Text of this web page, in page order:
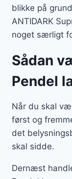
blikke på
ANTIDARK
noget særligt
Sådan
Pendel
Når du skal
først og
det
skal sidde.
Dernæst